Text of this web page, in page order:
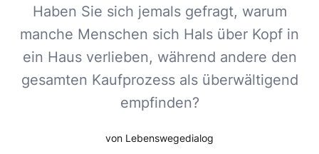
Haben Sie sich jemals gefragt, warum
manche Menschen sich Hals über Kopf in
ein Haus verlieben, während andere den
gesamten Kaufprozess als überwältigend
empfinden?
von Lebenswegedialog